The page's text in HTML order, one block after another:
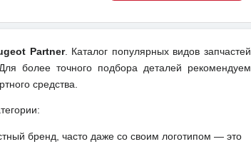
Partner. Каталог популярных видов запчастей
более точного подбора деталей рекомендуем
средства.
бренд, часто даже со своим логотипом — это